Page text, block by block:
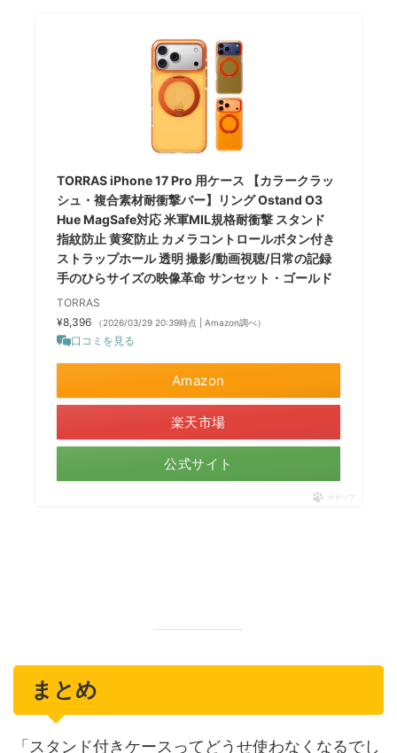
TORRAS iPhone 17 Pro 用ケース 【カラークラッ
シュ・複合素材耐衝撃バー】リング Ostand O3
Hue MagSafe対応 米軍MIL規格耐衝撃 スタンド
指紋防止 黄変防止 カメラコントロールボタン付き
ストラップホール 透明 撮影/動画視聴/日常の記録
手のひらサイズの映像革命 サンセット・ゴールド
TORRAS
¥8,396
（2026/03/29 20:39時点 | Amazon調べ）
口コミを見る
Amazon
楽天市場
公式サイト
ポチップ
まとめ
「スタンド付きケースってどうせ使わなくなるでし